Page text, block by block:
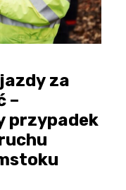
za
–
przypadek